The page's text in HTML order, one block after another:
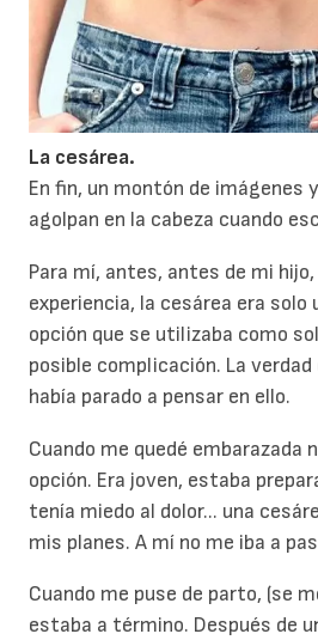
La cesárea.
En fin, un montón de imágenes
agolpan en la cabeza cuando
Para mí, antes, antes de mi
experiencia, la cesárea era solo
opción que se utilizaba como
posible complicación. La verdad
había parado a pensar en ello.
Cuando me quedé embarazada
opción. Era joven, estaba
tenía miedo al dolor... una
mis planes. A mí no me iba a
Cuando me puse de parto, (se
estaba a término. Después de